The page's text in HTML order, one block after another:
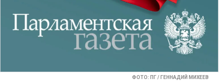
ФОТО: ПГ / ГЕННАДИЙ МИХЕЕВ